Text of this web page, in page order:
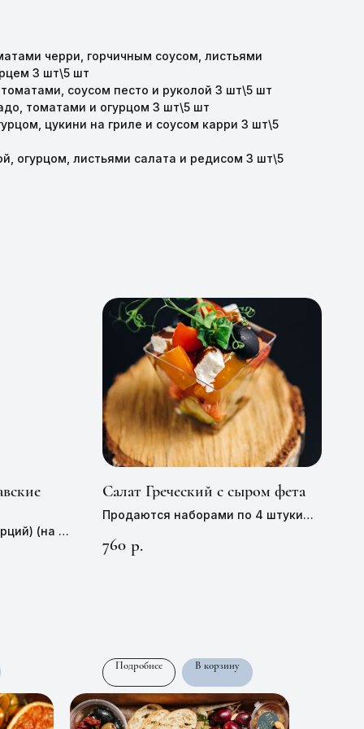
черри, горчичным соусом, листьями
3 шт\5 шт
соусом песто и руколой 3 шт\5 шт
томатами и огурцом 3 шт\5 шт
цукини на гриле и соусом карри 3 шт\5
огурцом, листьями салата и редисом 3 шт\5
(на 5
Салат Греческий с сыром фета
Продаются наборами по 4 штуки
760 р.
Подробнее В корзину